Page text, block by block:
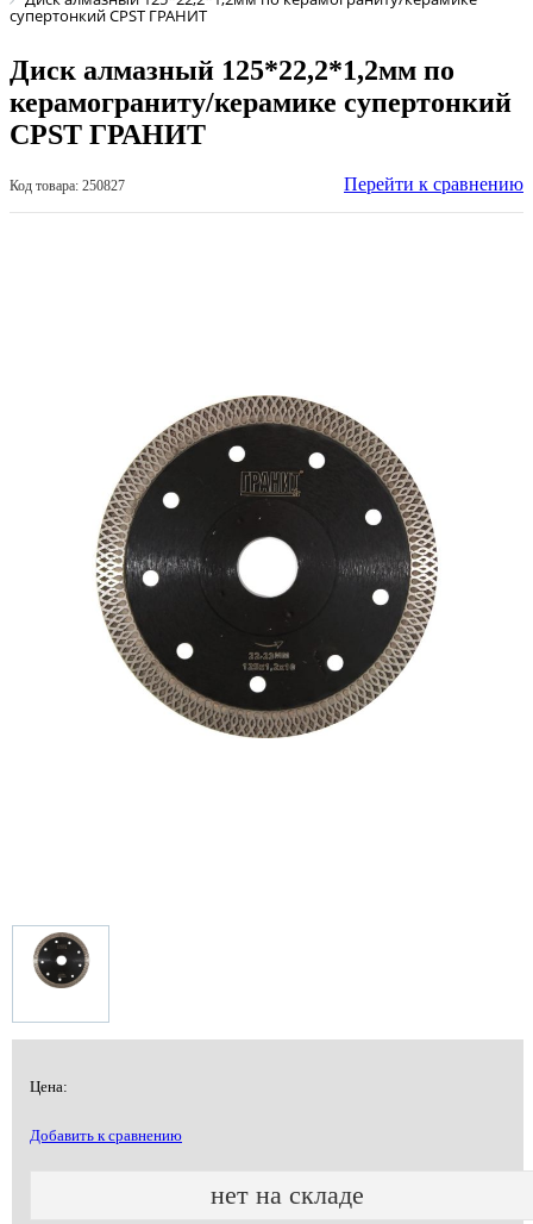
супертонкий CPST ГРАНИТ
Диск алмазный 125*22,2*1,2мм по
керамограниту/керамике супертонкий
CPST ГРАНИТ
Код товара: 250827 Перейти к сравнению
Цена:
Добавить к сравнению
нет на складе